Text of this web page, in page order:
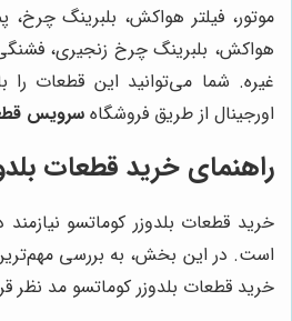
موتور، فیلتر هواکش، بلبرینگ چرخ،
هواکش، بلبرینگ چرخ زنجیری،
غیره. شما می‌توانید این قطعات
اورجینال از طریق فروشگاهسرویس
راهنمای خرید قطعات
خرید قطعات بلدوزر کوماتسو
است. در این بخش، به بررسی
خرید قطعات بلدوزر کوماتسو مد نظر